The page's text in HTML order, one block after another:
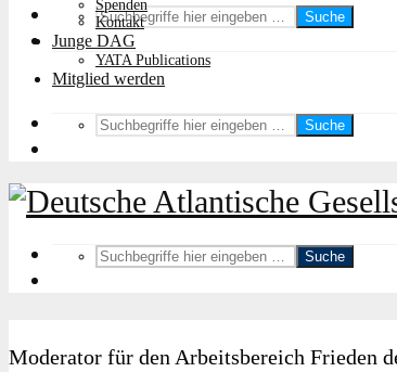
Suche
Spenden
Kontakt
Junge DAG
YATA Publications
Mitglied werden
Suche
Suche
Moderator für den Arbeitsbereich Frieden